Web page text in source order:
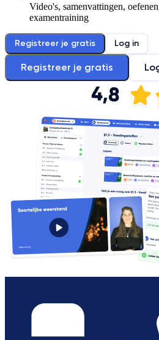
Video's, samenvattingen,
examentraining
Registreer je gratis Log in
Registreer je gratis